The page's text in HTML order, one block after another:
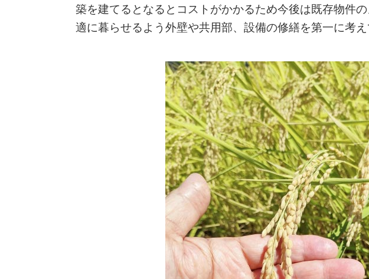
築を建てるとなるとコストがかかるため今後は既存物件
適に暮らせるよう外壁や共用部、設備の修繕を第一に考え